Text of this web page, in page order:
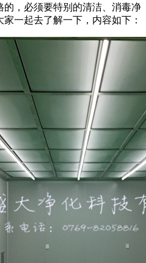
，必须要特别的清洁、消毒净
一起去了解一下，内容如下：